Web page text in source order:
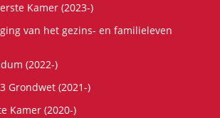
Kamer (2023-)
van het gezins- en familieleven
(2022-)
Grondwet (2021-)
Kamer (2020-)